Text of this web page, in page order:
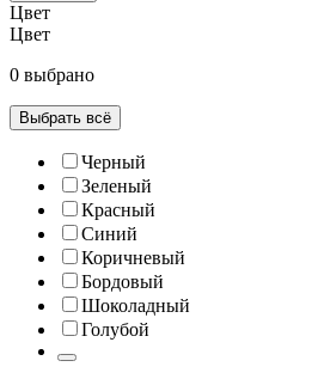
Цвет
Цвет
0 выбрано
Выбрать всё
Черный
Зеленый
Красный
Синий
Коричневый
Бордовый
Шоколадный
Голубой